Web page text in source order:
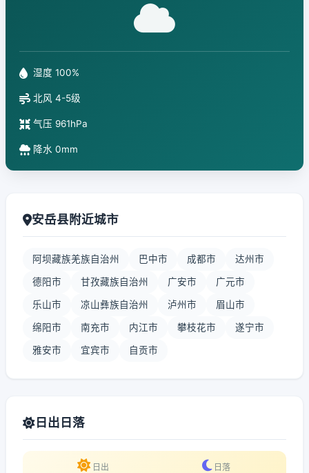
湿度 100%
北风 4-5级
气压 961hPa
降水 0mm
安岳县附近城市
阿坝藏族羌族自治州 巴中市 成都市 达州市
德阳市 甘孜藏族自治州 广安市 广元市
乐山市 凉山彝族自治州 泸州市 眉山市
绵阳市 南充市 内江市 攀枝花市 遂宁市
雅安市 宜宾市 自贡市
日出日落
日出 日落